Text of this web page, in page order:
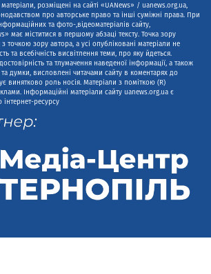
розміщені на сайті «UANews» / uanews.org.ua,
про авторське право та інші суміжні права. При
та фото-,відеоматеріалів сайту,
має міститися в першому абзаці тексту. Точка зору
з точкою зору автора, а усі опубліковані матеріали не
та всебічність висвітлення теми, про яку йдеться.
та тлумачення наведеної інформації, а також
думки, висловлені читачами сайту в коментарях до
винятково роль носія. Матеріали з поміткою (R)
Інформаційні матеріали сайту uanews.org.ua є
інтернет-ресурсу